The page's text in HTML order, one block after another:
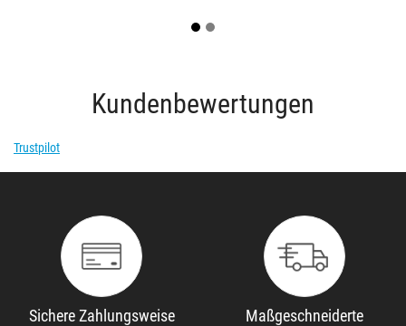
Kundenbewertungen
Trustpilot
Sichere Zahlungsweise
Maßgeschneiderte